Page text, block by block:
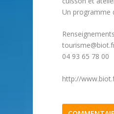
Un programme
04 93 65 78 00
http://